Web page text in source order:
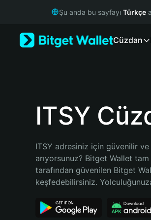
Русский
Bahasa Indonesia
Português (Brasil)
Şu anda bu sayfayı Türkçe
Cüzdan
ITSY
ITSY adresiniz için güvenilir
arıyorsunuz? Bitget Wallet
tarafından güvenilen Bitget
keşfedebilirsiniz.